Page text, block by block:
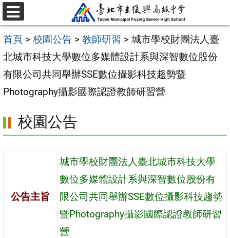
跳
至
主
要
內
容
選
單
首頁 > 校園公告 > 教師研習 > 城市學校財團法人臺
北城市科技大學數位多媒體設計系與深智數位股份
有限公司共同舉辦SSE數位攝影科技趨勢暨
Photography攝影國際認證教師研習營
校園公告
公告主旨
城市學校財團法人臺北城市科技大學
數位多媒體設計系與深智數位股份有
限公司共同舉辦SSE數位攝影科技趨勢
暨Photography攝影國際認證教師研習
營